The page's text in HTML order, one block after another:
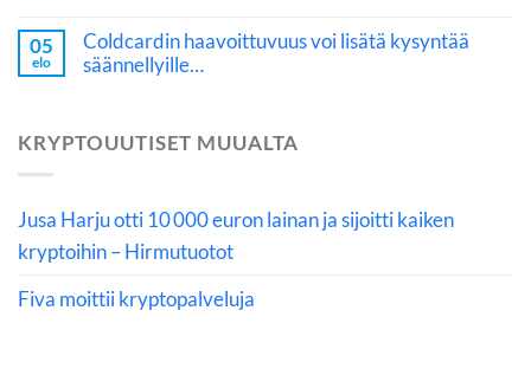
05
elo
Coldcardin haavoittuvuus voi lisätä kysyntää
säännellyille…
KRYPTOUUTISET MUUALTA
Jusa Harju otti 10 000 euron lainan ja sijoitti kaiken
kryptoihin – Hirmutuotot
Fiva moittii kryptopalveluja